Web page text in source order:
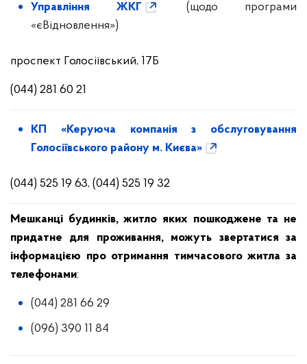
Управління ЖКГ
(щодо програми
«єВідновлення»)
проспект Голосіївський, 17Б
(044) 281 60 21
КП «Керуюча компанія з обслуговування
Голосіївського району м. Києва»
(044) 525 19 63, (044) 525 19 32
Мешканці будинків, житло яких пошкоджене та не
придатне для проживання, можуть звертатися за
інформацією про отримання тимчасового житла за
телефонами:
(044) 281 66 29
(096) 390 11 84